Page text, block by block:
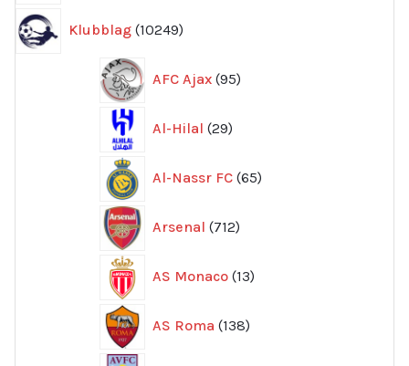
Klubblag 10249
produkter
AFC Ajax 95
produkter
Al-Hilal 29
produkter
Al-Nassr FC 65
produkter
Arsenal 712
produkter
AS Monaco 13
produkter
AS Roma 138
produkter